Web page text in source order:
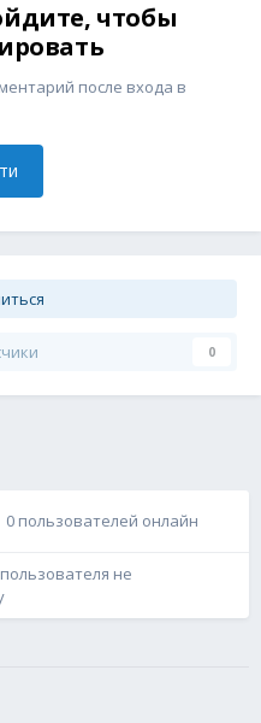
чтобы
после входа в
0
0 пользователей онлайн
не